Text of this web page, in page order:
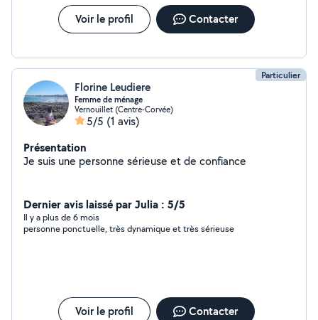
Voir le profil Contacter
Particulier
Florine Leudiere
Femme de ménage
Vernouillet (Centre-Corvée)
5/5 (1 avis)
Présentation
Je suis une personne sérieuse et de confiance
Dernier avis laissé par Julia : 5/5
Il y a plus de 6 mois
personne ponctuelle, très dynamique et très sérieuse
Voir le profil Contacter